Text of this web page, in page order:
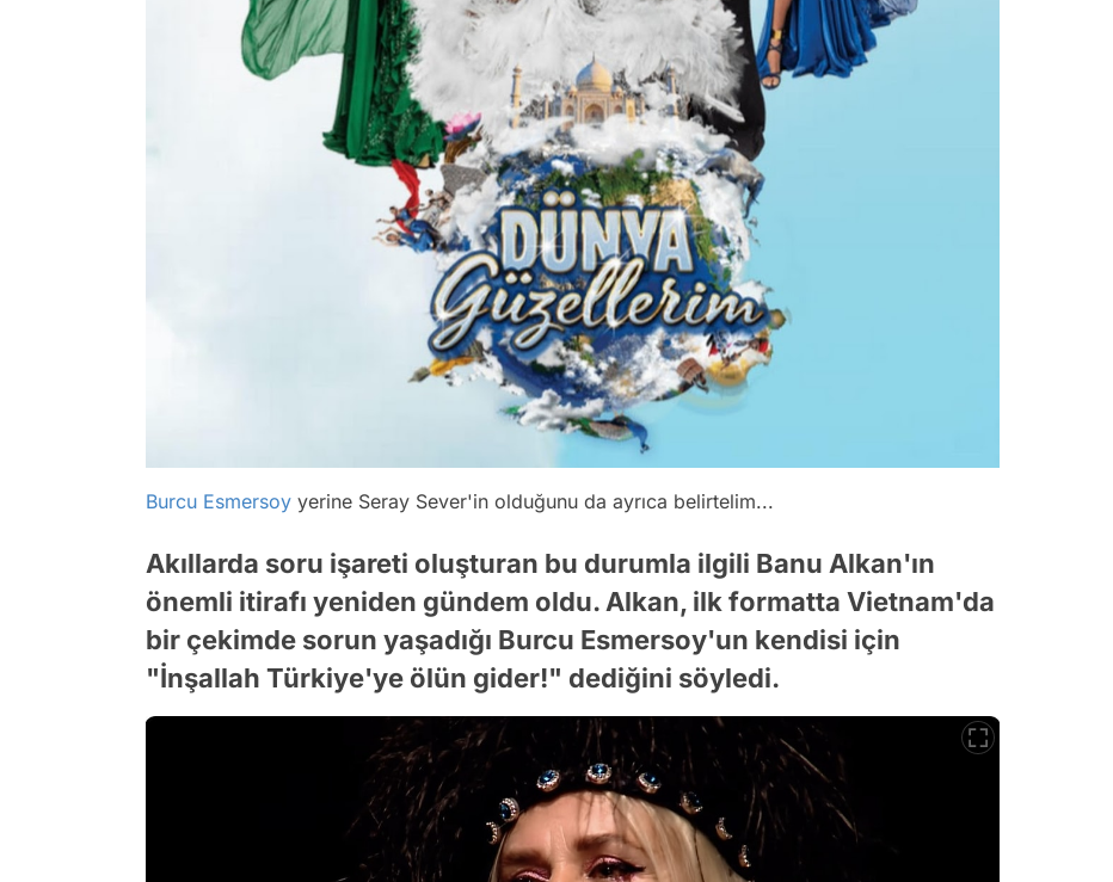
Burcu Esmersoy yerine Seray Sever'in olduğunu da ayrıca belirtelim...
Akıllarda soru işareti oluşturan bu durumla ilgili Banu Alkan'ın
önemli itirafı yeniden gündem oldu. Alkan, ilk formatta Vietnam'da
bir çekimde sorun yaşadığı Burcu Esmersoy'un kendisi için
"İnşallah Türkiye'ye ölün gider!" dediğini söyledi.